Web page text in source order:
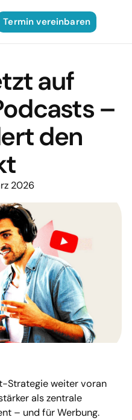
Termin vereinbaren
auf
–
den
2026
Strategie weiter voran
als zentrale
– und für Werbung.